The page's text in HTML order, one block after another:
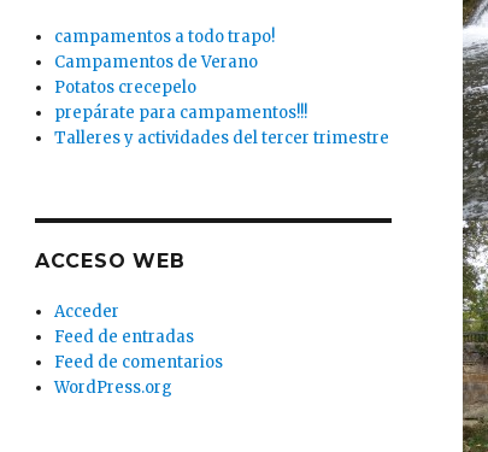
campamentos a todo trapo!
Campamentos de Verano
Potatos crecepelo
prepárate para campamentos!!!
Talleres y actividades del tercer trimestre
ACCESO WEB
Acceder
Feed de entradas
Feed de comentarios
WordPress.org